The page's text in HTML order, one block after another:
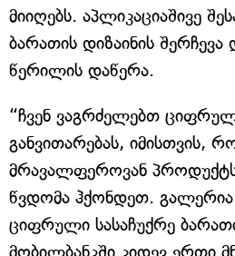
მიიღებს. აპლიკაციაშივე
ბარათის დიზაინის
წერილის დაწერა.
“ჩვენ ვაგრძელებთ
განვითარებას, იმისთვის,
მრავალფეროვან
წვდომა ჰქონდეთ.
ციფრული სასაჩუქრე